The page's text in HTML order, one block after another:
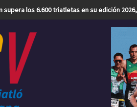
los 6.600 triatletas en su edición 2026,